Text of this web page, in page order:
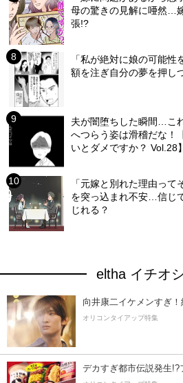
母の驚きの見解に唖然…
張!?
「私が絶対に娘の可能
額を注ぎ自分の夢を押し
夫が闇堕ちした瞬間…こ
へつらう姿は滑稽だな！
いとダメですか？ Vol.28】
「元嫁と別れた理由っ
を突っ込まれ不安…信じ
じれる？
eltha イチオ
向井康二イケメンすぎ！
オリコンタイアップ特集
デカすぎ都市伝説発生